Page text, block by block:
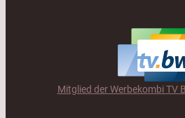
Mitglied der Werbekombi TV